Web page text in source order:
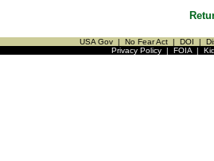
USA Gov | No Fear Act | DOI |
Privacy Policy| FOIA|